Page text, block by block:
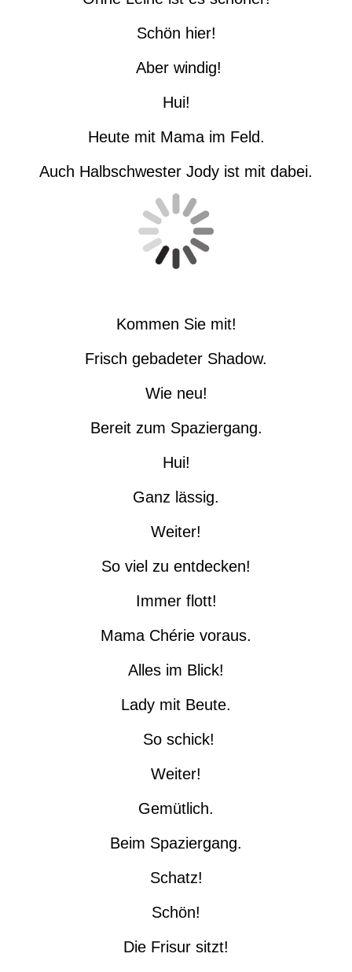
Schön hier!
Aber windig!
Hui!
Heute mit Mama im Feld.
Auch Halbschwester Jody ist mit dabei.
Kommen Sie mit!
Frisch gebadeter Shadow.
Wie neu!
Bereit zum Spaziergang.
Hui!
Ganz lässig.
Weiter!
So viel zu entdecken!
Immer flott!
Mama Chérie voraus.
Alles im Blick!
Lady mit Beute.
So schick!
Weiter!
Gemütlich.
Beim Spaziergang.
Schatz!
Schön!
Die Frisur sitzt!